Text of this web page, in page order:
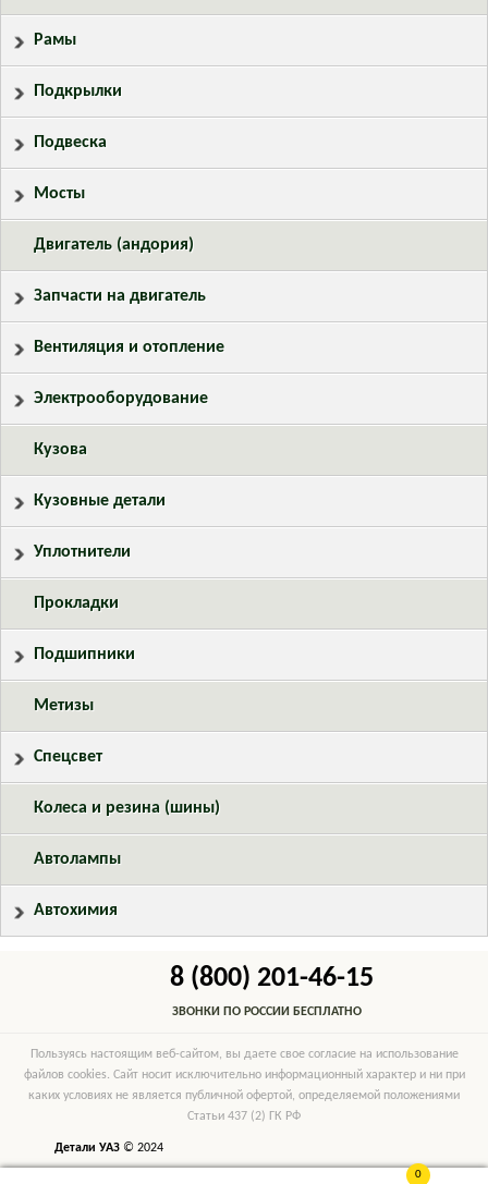
Рамы
Подкрылки
Подвеска
Мосты
Двигатель (андория)
Запчасти на двигатель
Вентиляция и отопление
Электрооборудование
Кузова
Кузовные детали
Уплотнители
Прокладки
Подшипники
Метизы
Спецсвет
Колеса и резина (шины)
Автолампы
Автохимия
8 (800) 201-46-15
ЗВОНКИ ПО РОССИИ БЕСПЛАТНО
0
Пользуясь настоящим веб-сайтом, вы даете свое согласие на использование
файлов cookies. Сайт носит исключительно информационный характер и ни при
каких условиях не является публичной офертой, определяемой положениями
Статьи 437 (2) ГК РФ
Детали УАЗ © 2024